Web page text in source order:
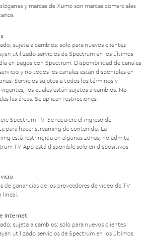
y marcas de Xumo son marcas comerciales
sujeta a cambios; solo para nuevos clientes
utilizado servicios de Spectrum en los últimos
en pagos con Spectrum. Disponibilidad de canales
y no todos los canales están disponibles en
Servicios sujetos a todos los términos y
los cuales están sujetos a cambios. No
las áreas. Se aplican restricciones.
Spectrum TV. Se requiere el ingreso de
para hacer streaming de contenido. La
está restringida en algunas zonas; no admite
TV App está disponible solo en dispositivos
de ganancias de los proveedores de video de TV
lineal.
Internet
sujeta a cambios; solo para nuevos clientes
utilizado servicios de Spectrum en los últimos